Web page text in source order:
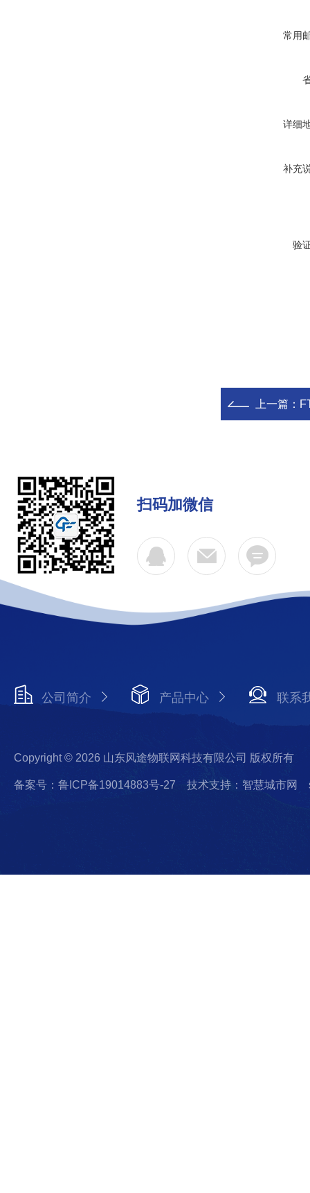
常用
详细
补充
验
上一篇：
扫码加微信
公司简介 产品中心 联系
Copyright © 2026 山东风途物联网科技有限公司 版权所有
备案号：鲁ICP备19014883号-27 技术支持：智慧城市网